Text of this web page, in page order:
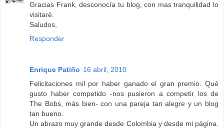
Gracias Frank, desconocía tu blog, con mas tranquilidad lo
visitaré.
Saludos,
Responder
Enrique Patiño 16 abril, 2010
Felicitaciones mil por haber ganado el gran premio. Qué
gusto haber competido -nos pusieron a competir los de
The Bobs, más bien- con una pareja tan alegre y un blog
tan bueno.
Un abrazo muy grande desde Colombia y desde mi página.